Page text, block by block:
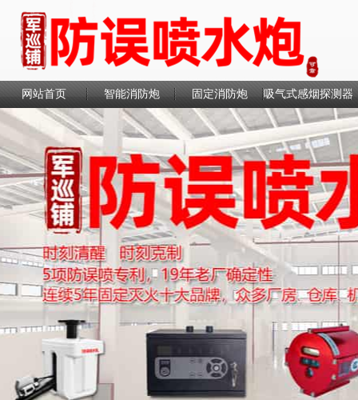
网站首页 智能消防炮 固定消防炮 吸气式感烟探测器
联系我们